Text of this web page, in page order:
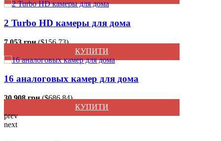
2 Turbo HD камеры для дома
7 053 грн.($156.73)
КУПИТИ
16 аналоговых камер для дома
30 908 грн.($686.84)
КУПИТИ
prev
next